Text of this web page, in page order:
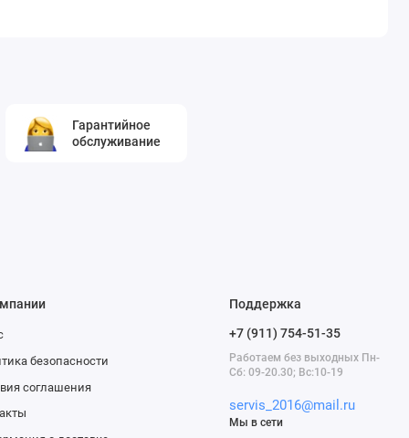
Гарантийное
обслуживание
безопасности
соглашения
Поддержка
+7 (911) 754-51-35
Работаем без выходных Пн-
Сб: 09-20.30; Вс:10-19
servis_2016@mail.ru
Мы в сети